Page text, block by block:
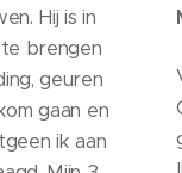
Hij is in
brengen
geuren
gaan en
ik aan